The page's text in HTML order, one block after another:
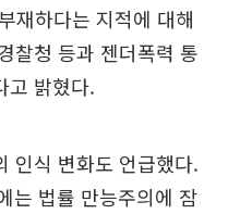
재하다는 지적에 대해
찰청 등과 젠더폭력 통
고 밝혔다.
인식 변화도 언급했다.
는 법률 만능주의에 잠